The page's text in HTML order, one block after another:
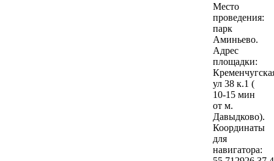
Место
проведения:
парк
Аминьево.
Адрес
площадки:
ул 38 к.1 (
10-15 мин
от м.
Давыдково).
Координаты
для
навигатора: